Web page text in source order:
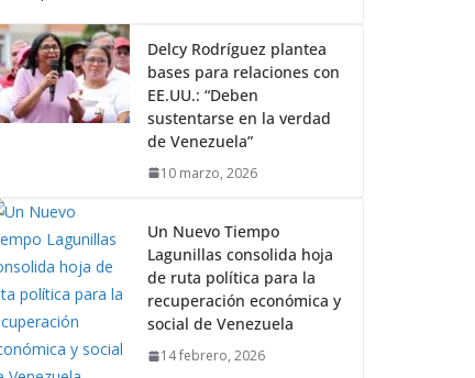
Delcy Rodríguez plantea
bases para relaciones con
EE.UU.: “Deben
sustentarse en la verdad
de Venezuela”
10 marzo, 2026
Un Nuevo Tiempo
Lagunillas consolida hoja
de ruta política para la
recuperación económica y
social de Venezuela
14 febrero, 2026